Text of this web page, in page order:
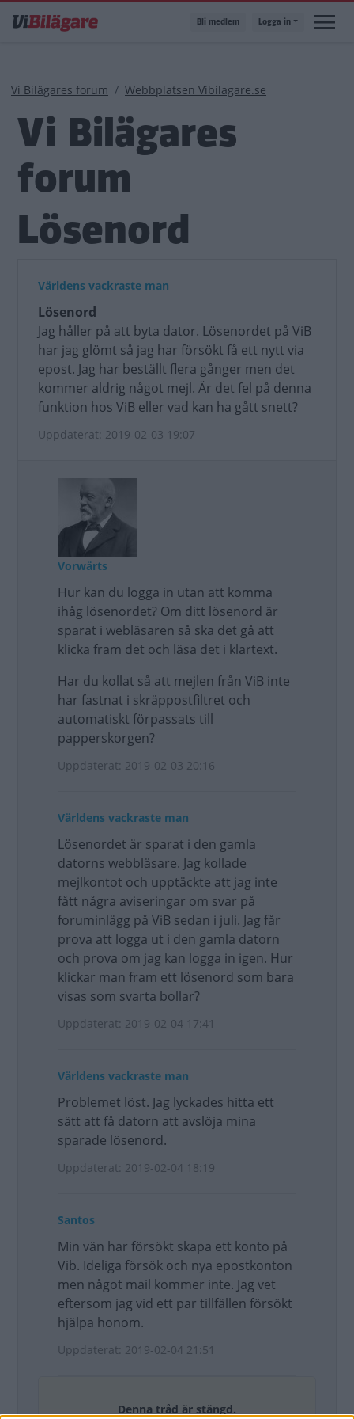
till
Bli medlem Logga in
Länkstig
Vi Bilägares forum Webbplatsen Vibilagare.se
Vi Bilägares
forum
Lösenord
Världens vackraste man
Lösenord
Jag håller på att byta dator. Lösenordet på ViB
har jag glömt så jag har försökt få ett nytt via
epost. Jag har beställt flera gånger men det
kommer aldrig något mejl. Är det fel på denna
funktion hos ViB eller vad kan ha gått snett?
Uppdaterat: 2019-02-03 19:07
Vorwärts
Hur kan du logga in utan att komma
ihåg lösenordet? Om ditt lösenord är
sparat i webläsaren så ska det gå att
klicka fram det och läsa det i klartext.
Har du kollat så att mejlen från ViB inte
har fastnat i skräppostfiltret och
automatiskt förpassats till
papperskorgen?
Uppdaterat: 2019-02-03 20:16
Världens vackraste man
Lösenordet är sparat i den gamla
datorns webbläsare. Jag kollade
mejlkontot och upptäckte att jag inte
fått några aviseringar om svar på
foruminlägg på ViB sedan i juli. Jag får
prova att logga ut i den gamla datorn
och prova om jag kan logga in igen. Hur
klickar man fram ett lösenord som bara
visas som svarta bollar?
Uppdaterat: 2019-02-04 17:41
Världens vackraste man
Problemet löst. Jag lyckades hitta ett
sätt att få datorn att avslöja mina
sparade lösenord.
Uppdaterat: 2019-02-04 18:19
Santos
Min vän har försökt skapa ett konto på
Vib. Ideliga försök och nya epostkonton
men något mail kommer inte. Jag vet
eftersom jag vid ett par tillfällen försökt
hjälpa honom.
Uppdaterat: 2019-02-04 21:51
Denna tråd är stängd.